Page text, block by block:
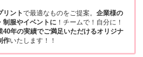
リントで最適なものをご提案。 企業様の
制服やイベントに ！チームで！自分に！
40年の実績でご満足いただけるオリジナ
作いたします！！